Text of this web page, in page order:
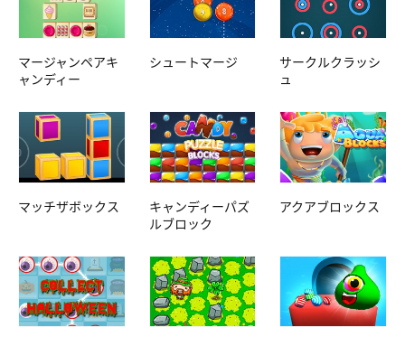
マージャンペアキ
ャンディー
シュートマージ
サークルクラッシ
ュ
マッチザボックス
キャンディーパズ
ルブロック
アクアブロックス